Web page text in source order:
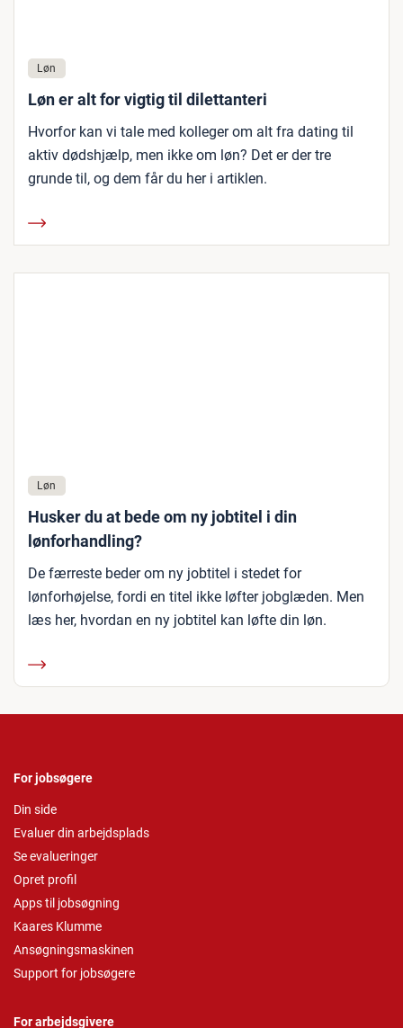
Løn
Løn er alt for vigtig til dilettanteri
Hvorfor kan vi tale med kolleger om alt fra dating til
aktiv dødshjælp, men ikke om løn? Det er der tre
grunde til, og dem får du her i artiklen.
Løn
Husker du at bede om ny jobtitel i din
lønforhandling?
De færreste beder om ny jobtitel i stedet for
lønforhøjelse, fordi en titel ikke løfter jobglæden. Men
læs her, hvordan en ny jobtitel kan løfte din løn.
For jobsøgere
Din side
Evaluer din arbejdsplads
Se evalueringer
Opret profil
Apps til jobsøgning
Kaares Klumme
Ansøgningsmaskinen
Support for jobsøgere
For arbejdsgivere